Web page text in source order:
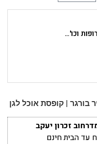
וכו'…
בורגר | קופסת אוכל לגן
זכרון יעקב